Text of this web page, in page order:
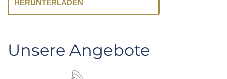
HERUNTERLADEN
Unsere Angebote